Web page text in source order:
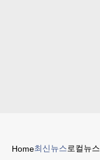
Home최신뉴스로컬뉴스